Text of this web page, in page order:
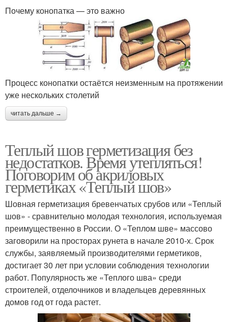
Почему конопатка — это важно
Процесс конопатки остаётся неизменным на протяжении
уже нескольких столетий
читать дальше →
Теплый шов герметизация без
недостатков. Время утепляться!
Поговорим об акриловых
герметиках «Теплый шов»
Шовная герметизация бревенчатых срубов или «Теплый
шов» - сравнительно молодая технология, используемая
преимущественно в России. О «Теплом шве» массово
заговорили на просторах рунета в начале 2010-х. Срок
службы, заявляемый производителями герметиков,
достигает 30 лет при условии соблюдения технологии
работ. Популярность же «Теплого шва» среди
строителей, отделочников и владельцев деревянных
домов год от года растет.